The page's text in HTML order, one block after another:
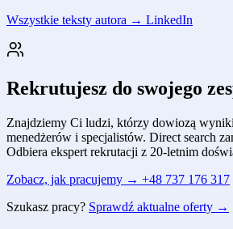
Wszystkie teksty autora → LinkedIn
Rekrutujesz do swojego
Znajdziemy Ci ludzi, którzy dowiozą
menedżerów i specjalistów. Direct search
Odbiera ekspert rekrutacji z 20-letnim
Zobacz, jak pracujemy → +48 737 176 317
Szukasz pracy? Sprawdź aktualne oferty →